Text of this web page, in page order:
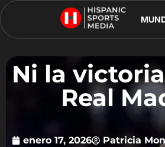
Ni la
Real
enero 17, 2026 Patricia